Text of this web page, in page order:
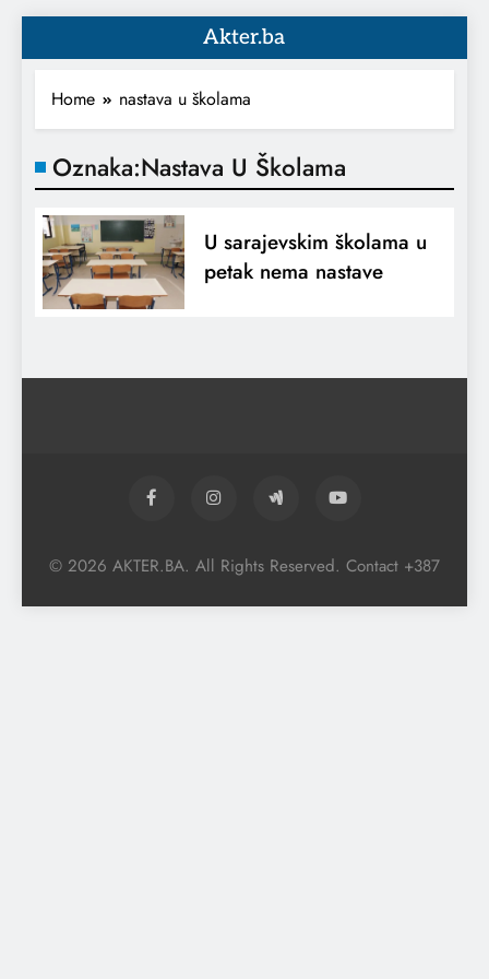
Akter.ba
Home nastava u školama
Oznaka:Nastava U Školama
U sarajevskim školama u
petak nema nastave
© 2026 AKTER.BA. All Rights Reserved. Contact +387